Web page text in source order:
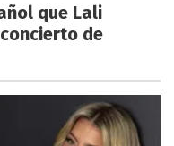
que Lali
de